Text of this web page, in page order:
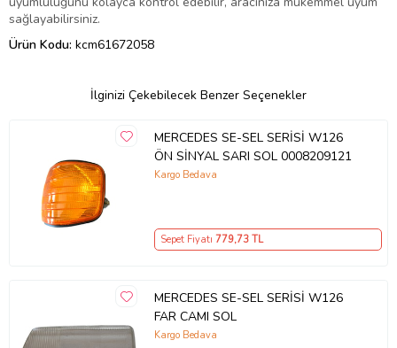
sağlayabilirsiniz.
Ürün Kodu: kcm61672058
İlginizi Çekebilecek Benzer Seçenekler
MERCEDES SE-SEL SERİSİ W126
ÖN SİNYAL SARI SOL 0008209121
Kargo Bedava
Sepet Fiyatı 779,73 TL
MERCEDES SE-SEL SERİSİ W126
FAR CAMI SOL
Kargo Bedava